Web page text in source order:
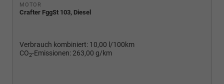
MOTOR
Crafter FggSt 103, Diesel
Verbrauch kombiniert: 10,00 l/100km
CO2-Emissionen: 263,00 g/km